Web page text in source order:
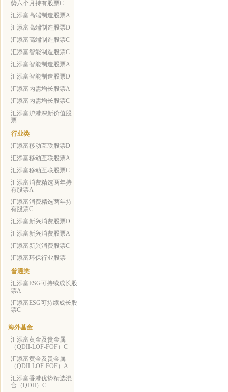
势六个月持有股票C
汇添富高端制造股票A
汇添富高端制造股票D
汇添富高端制造股票C
汇添富智能制造股票C
汇添富智能制造股票A
汇添富智能制造股票D
汇添富内需增长股票A
汇添富内需增长股票C
汇添富沪港深新价值股
票
行业类
汇添富移动互联股票D
汇添富移动互联股票A
汇添富移动互联股票C
汇添富消费精选两年持
有股票A
汇添富消费精选两年持
有股票C
汇添富新兴消费股票D
汇添富新兴消费股票A
汇添富新兴消费股票C
汇添富环保行业股票
普通类
汇添富ESG可持续成长股
票A
汇添富ESG可持续成长股
票C
海外基金
汇添富黄金及贵金属
（QDII-LOF-FOF）C
汇添富黄金及贵金属
（QDII-LOF-FOF）A
汇添富香港优势精选混
合（QDII）C